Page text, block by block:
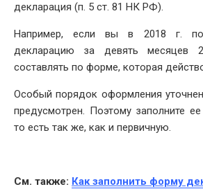
декларация (п. 5 ст. 81 НК РФ).
Например, если вы в 2018 г.
декларацию за девять месяцев
составлять по форме, которая
Особый порядок оформления
предусмотрен. Поэтому заполните
то есть так же, как и первичную.
См. также: Как заполнить форму